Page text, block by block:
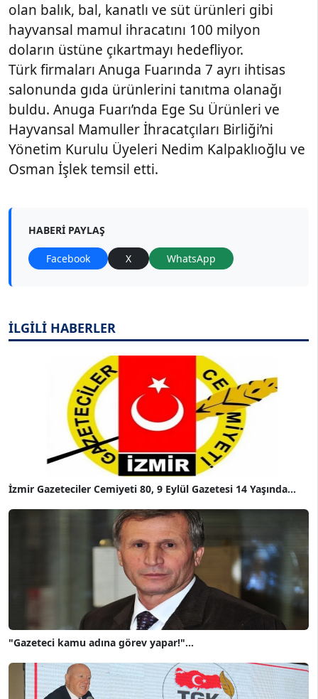
olan balık, bal, kanatlı ve süt ürünleri gibi
hayvansal mamul ihracatını 100 milyon
doların üstüne çıkartmayı hedefliyor.
Türk firmaları Anuga Fuarında 7 ayrı ihtisas
salonunda gıda ürünlerini tanıtma olanağı
buldu. Anuga Fuarı’nda Ege Su Ürünleri ve
Hayvansal Mamuller İhracatçıları Birliği’ni
Yönetim Kurulu Üyeleri Nedim Kalpaklıoğlu ve
Osman İşlek temsil etti.
HABERI PAYLAŞ
Facebook X WhatsApp
İLGİLİ HABERLER
İzmir Gazeteciler Cemiyeti 80, 9 Eylül Gazetesi 14 Yaşında...
"Gazeteci kamu adına görev yapar!"...